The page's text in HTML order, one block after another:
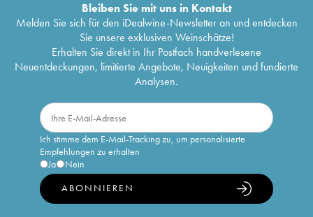
Bleiben Sie mit uns in Kontakt
Melden Sie sich für den iDealwine-Newsletter an und entdecken
Sie unsere exklusiven Weinschätze!
Erhalten Sie direkt in Ihr Postfach handverlesene
Neuentdeckungen, limitierte Angebote, Neuigkeiten und fundierte
Analysen.
Ich stimme dem E-Mail-Tracking zu, um personalisierte
Empfehlungen zu erhalten
Ja
Nein
ABONNIEREN